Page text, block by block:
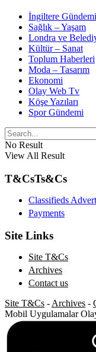
İngiltere Gündemi
Sağlık – Yaşam
Londra ve
Kültür – Sanat
Toplum Haberleri
Moda – Tasarım
Ekonomi
Olay Web Tv
Köşe Yazıları
Spor Gündemi
No Result
View All Result
T&CsTs&Cs
Classifieds
Payments
Site Links
Site T&Cs
Archives
Contact us
Site T&Cs -Archives -
Mobil Uygulamalar